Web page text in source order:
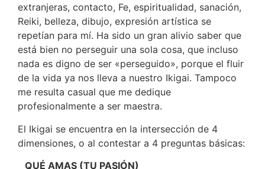
extranjeras, contacto, Fe, espiritualidad, sanación,
Reiki, belleza, dibujo, expresión artística se
repetían para mí. Ha sido un gran alivio saber que
está bien no perseguir una sola cosa, que incluso
nada es digno de ser «perseguido», porque el fluir
de la vida ya nos lleva a nuestro Ikigai. Tampoco
me resulta casual que me dedique
profesionalmente a ser maestra.
El Ikigai se encuentra en la intersección de 4
dimensiones, o al contestar a 4 preguntas básicas:
QUÉ AMAS (TU PASIÓN)